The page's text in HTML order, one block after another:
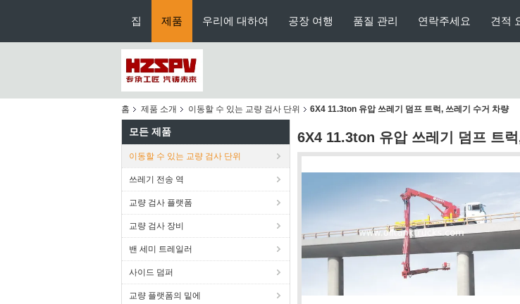
집 제품 우리에 대하여 공장 여행 품질 관리 연락주세요 견적
홈 제품 소개 이동할 수 있는 교량 검사 단위 6X4 11.3ton 유압 쓰레기 덤프 트럭, 쓰레기 수거 차량
모든 제품
이동할 수 있는 교량 검사 단위
쓰레기 전송 역
교량 검사 플랫폼
교량 검사 장비
밴 세미 트레일러
사이드 덤퍼
교량 플랫폼의 밑에
6X4 11.3ton 유압 쓰레기 덤프 트